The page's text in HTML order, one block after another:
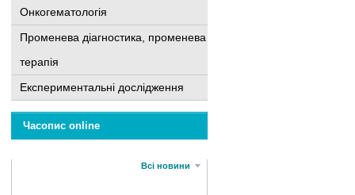
Онкогематологія
Променева діагностика, променева
терапія
Експериментальні дослідження
Часопис online
Всі новини